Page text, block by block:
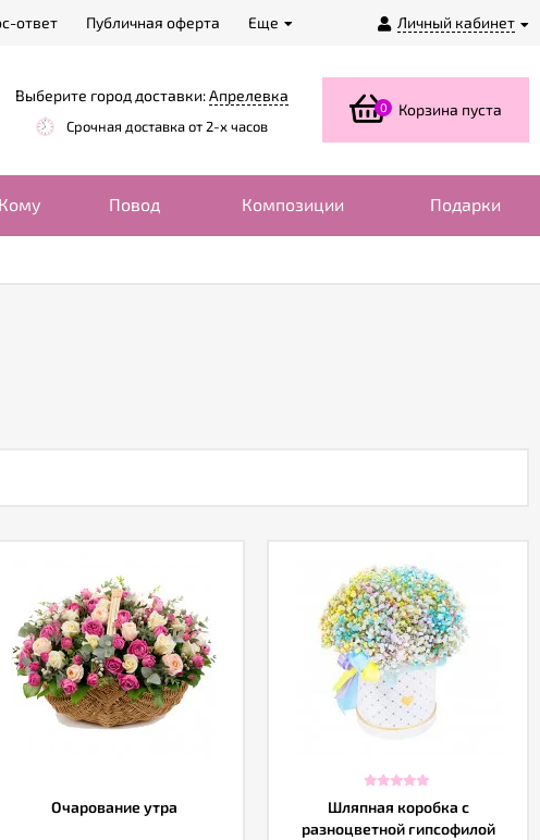
Личный кабинет
ответ Публичная оферта Еще
Выберите город доставки:Апрелевка
Срочная доставка от 2-х часов
0 Корзина пуста
Кому Повод Композиции Подарки
Очарование утра
Шляпная коробка с
разноцветной гипсофилой